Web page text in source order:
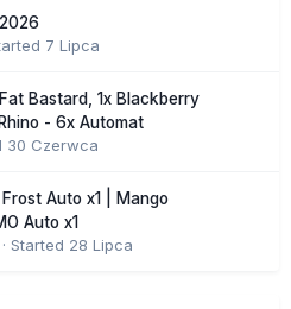
7 Lipca
Bastard, 1x Blackberry
- 6x Automat
30 Czerwca
Auto x1 | Mango
Auto x1
· Started 28 Lipca